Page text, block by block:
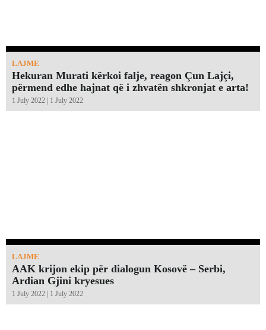
LAJME
Hekuran Murati kërkoi falje, reagon Çun Lajçi,
përmend edhe hajnat që i zhvatën shkronjat e arta!￼
1 July 2022 | 1 July 2022
LAJME
AAK krijon ekip për dialogun Kosovë – Serbi,
Ardian Gjini kryesues
1 July 2022 | 1 July 2022